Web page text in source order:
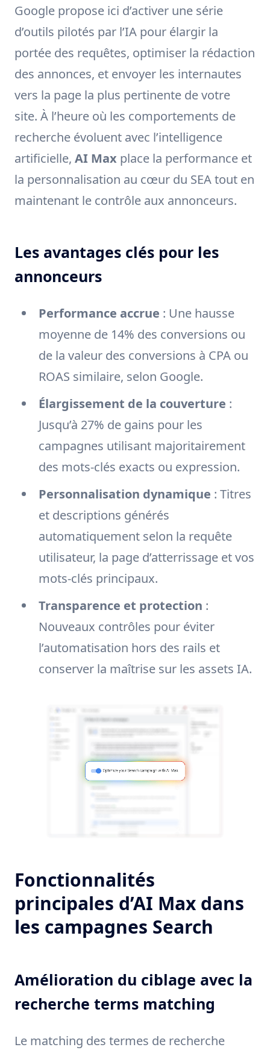
Google propose ici d’activer une série
d’outils pilotés par l’IA pour élargir la
portée des requêtes, optimiser la rédaction
des annonces, et envoyer les internautes
vers la page la plus pertinente de votre
site. À l’heure où les comportements de
recherche évoluent avec l’intelligence
artificielle, AI Max place la performance et
la personnalisation au cœur du SEA tout en
maintenant le contrôle aux annonceurs.
Les avantages clés pour les
annonceurs
Performance accrue : Une hausse
moyenne de 14% des conversions ou
de la valeur des conversions à CPA ou
ROAS similaire, selon Google.
Élargissement de la couverture :
Jusqu’à 27% de gains pour les
campagnes utilisant majoritairement
des mots-clés exacts ou expression.
Personnalisation dynamique : Titres
et descriptions générés
automatiquement selon la requête
utilisateur, la page d’atterrissage et vos
mots-clés principaux.
Transparence et protection :
Nouveaux contrôles pour éviter
l’automatisation hors des rails et
conserver la maîtrise sur les assets IA.
Fonctionnalités
principales d’AI Max dans
les campagnes Search
Amélioration du ciblage avec la
recherche terms matching
Le matching des termes de recherche